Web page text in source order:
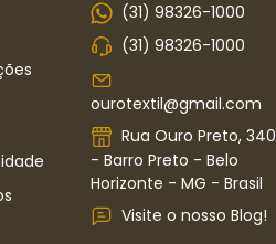
(31) 98326-1000
(31) 98326-1000
ourotextil@gmail.com
Rua Ouro Preto, 340
- Barro Preto - Belo
Horizonte - MG - Brasil
Visite o nosso Blog!